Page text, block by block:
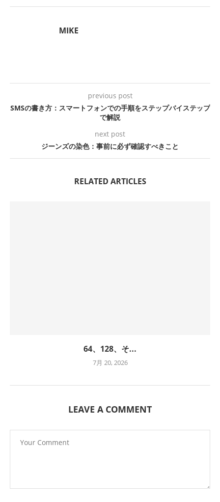
MIKE
previous post
SMSの書き方：スマートフォンでの手順をステップバイステップ
で解説
next post
ジーンズの染色：事前に必ず確認すべきこと
RELATED ARTICLES
64、128、そ...
7月 20, 2026
LEAVE A COMMENT